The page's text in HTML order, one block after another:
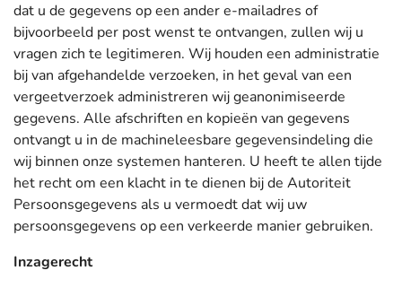
dat u de gegevens op een ander e-mailadres of
bijvoorbeeld per post wenst te ontvangen, zullen wij u
vragen zich te legitimeren. Wij houden een administratie
bij van afgehandelde verzoeken, in het geval van een
vergeetverzoek administreren wij geanonimiseerde
gegevens. Alle afschriften en kopieën van gegevens
ontvangt u in de machineleesbare gegevensindeling die
wij binnen onze systemen hanteren. U heeft te allen tijde
het recht om een klacht in te dienen bij de Autoriteit
Persoonsgegevens als u vermoedt dat wij uw
persoonsgegevens op een verkeerde manier gebruiken.
Inzagerecht